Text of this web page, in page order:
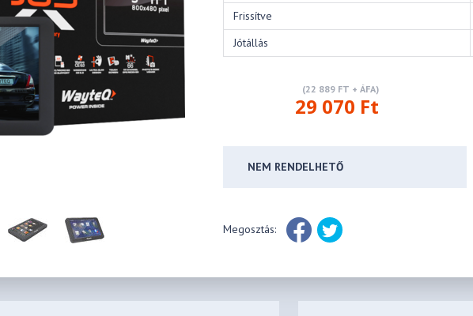
Frissítve
Jótállás
(22 889 FT + ÁFA)
29 070 Ft
NEM RENDELHETŐ
Megosztás: